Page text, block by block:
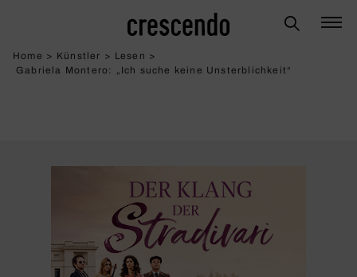
Home > Künstler > Lesen >
Gabriela Montero: „Ich suche keine Unsterb­lich­keit“